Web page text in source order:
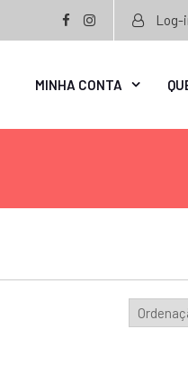
Log-
MINHA CONTA